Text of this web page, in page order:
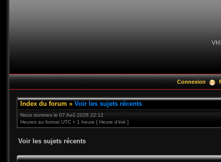
Connexion
Index du forum » Voir les sujets récents
Nous sommes le 07 Aoû 2026 22:12
Heures au format UTC + 1 heure [ Heure d’été ]
Voir les sujets récents